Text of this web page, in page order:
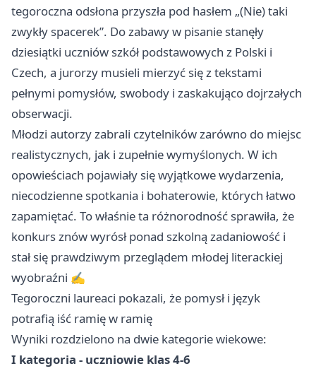
tegoroczna odsłona przyszła pod hasłem „(Nie) taki
zwykły spacerek”. Do zabawy w pisanie stanęły
dziesiątki uczniów szkół podstawowych z Polski i
Czech, a jurorzy musieli mierzyć się z tekstami
pełnymi pomysłów, swobody i zaskakująco dojrzałych
obserwacji.
Młodzi autorzy zabrali czytelników zarówno do miejsc
realistycznych, jak i zupełnie wymyślonych. W ich
opowieściach pojawiały się wyjątkowe wydarzenia,
niecodzienne spotkania i bohaterowie, których łatwo
zapamiętać. To właśnie ta różnorodność sprawiła, że
konkurs znów wyrósł ponad szkolną zadaniowość i
stał się prawdziwym przeglądem młodej literackiej
wyobraźni ✍️
Tegoroczni laureaci pokazali, że pomysł i język
potrafią iść ramię w ramię
Wyniki rozdzielono na dwie kategorie wiekowe:
I kategoria - uczniowie klas 4-6